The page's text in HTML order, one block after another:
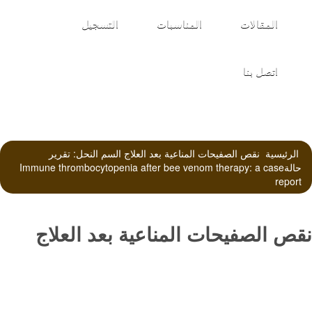
المقالات المناسبات التسجيل
اتصل بنا
الرئيسية نقص الصفيحات المناعية بعد العلاج السم النحل: تقرير
حالةImmune thrombocytopenia after bee venom therapy: a case
report
نقص الصفيحات المناعية بعد العلاج